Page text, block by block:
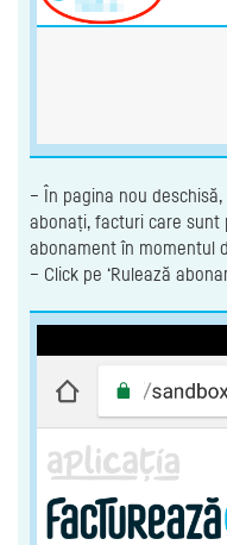
– În pagina nou
abonați, facturi care sunt
abonament în momentul
– Click pe ‘Rulează